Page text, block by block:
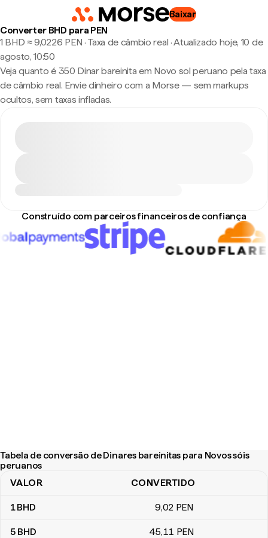
Baixar
Converter BHD para PEN
1 BHD ≈ 9,0226 PEN · Taxa de câmbio real ·Atualizado hoje, 10 de
agosto, 10:50
Veja quanto é 350 Dinar bareinita em Novo sol peruano pela taxa
de câmbio real. Envie dinheiro com a Morse — sem markups
ocultos, sem taxas infladas.
Construído com parceiros financeiros de confiança
Tabela de conversão de Dinares bareinitas para Novos sóis
peruanos
Tabela de conversão de Dinares bareinitas para Novos sóis
VALOR CONVERTIDO
1BHD 9,02 PEN
5 BHD 45,11 PEN